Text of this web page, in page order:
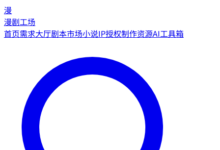
漫
漫剧工场
首页需求大厅剧本市场小说IP授权制作资源AI工具箱